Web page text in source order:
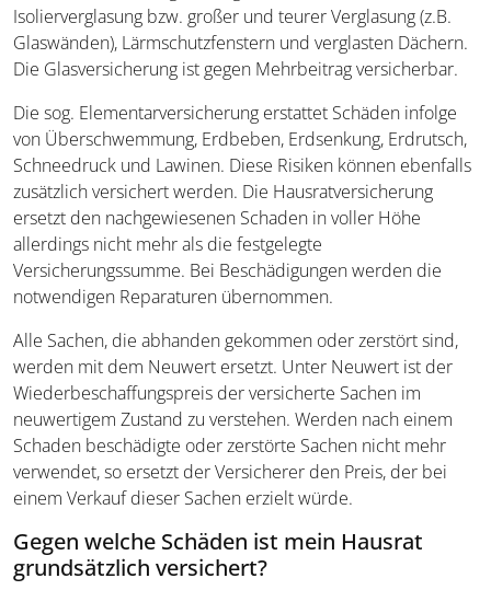
Isolierverglasung bzw. großer und teurer Verglasung (z.B.
Glaswänden), Lärmschutzfenstern und verglasten Dächern.
Die Glasversicherung ist gegen Mehrbeitrag versicherbar.
Die sog. Elementarversicherung erstattet Schäden infolge
von Überschwemmung, Erdbeben, Erdsenkung, Erdrutsch,
Schneedruck und Lawinen. Diese Risiken können ebenfalls
zusätzlich versichert werden. Die Hausratversicherung
ersetzt den nachgewiesenen Schaden in voller Höhe
allerdings nicht mehr als die festgelegte
Versicherungssumme. Bei Beschädigungen werden die
notwendigen Reparaturen übernommen.
Alle Sachen, die abhanden gekommen oder zerstört sind,
werden mit dem Neuwert ersetzt. Unter Neuwert ist der
Wiederbeschaffungspreis der versicherte Sachen im
neuwertigem Zustand zu verstehen. Werden nach einem
Schaden beschädigte oder zerstörte Sachen nicht mehr
verwendet, so ersetzt der Versicherer den Preis, der bei
einem Verkauf dieser Sachen erzielt würde.
Gegen welche Schäden ist mein Hausrat
grundsätzlich versichert?